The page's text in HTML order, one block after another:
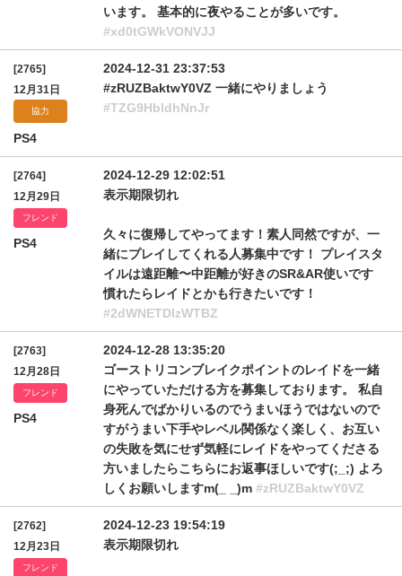
います。 基本的に夜やることが多いです。
#xd0tGWkVONVJJ
[2765]
12月31日
協力
PS4
2024-12-31 23:37:53
#zRUZBaktwY0VZ 一緒にやりましょう
#TZG9HbldhNnJr
[2764]
12月29日
フレンド
PS4
2024-12-29 12:02:51
表示期限切れ
久々に復帰してやってます！素人同然ですが、一
緒にプレイしてくれる人募集中です！ プレイスタ
イルは遠距離〜中距離が好きのSR&AR使いです
慣れたらレイドとかも行きたいです！
#2dWNETDIzWTBZ
[2763]
12月28日
フレンド
PS4
2024-12-28 13:35:20
ゴーストリコンブレイクポイントのレイドを一緒
にやっていただける方を募集しております。 私自
身死んでばかりいるのでうまいほうではないので
すがうまい下手やレベル関係なく楽しく、お互い
の失敗を気にせず気軽にレイドをやってくださる
方いましたらこちらにお返事ほしいです(;_;) よろ
しくお願いしますm(_ _)m #zRUZBaktwY0VZ
[2762]
12月23日
フレンド
2024-12-23 19:54:19
表示期限切れ